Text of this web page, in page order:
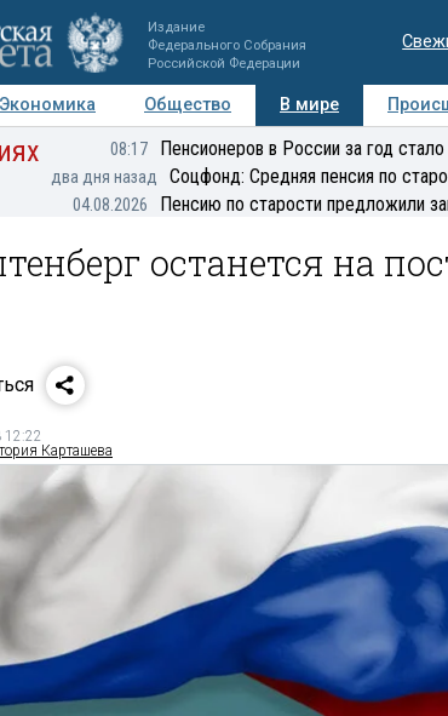
Издание
Федерального Собрания
Российской Федерации
Экономика Общество В мире
Мнения Регионы Медиацентр
08:17 Пенсионеров в России за год
два дня назад Соцфонд: Средняя пенсия по
04.08.2026 Пенсию по старости предложили
останется на
12:22
Карташева